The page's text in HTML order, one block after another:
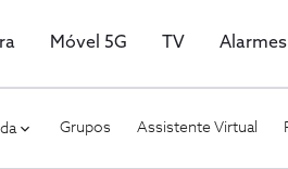
Móvel 5G TV Alarmes
Grupos Assistente Virtual